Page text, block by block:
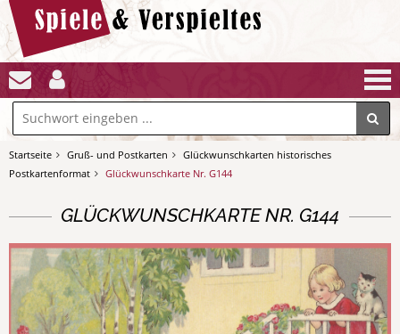
Startseite Gruß- und Postkarten
Glückwunschkarten historisches
Postkartenformat
Glückwunschkarte Nr. G144
GLÜCKWUNSCHKARTE NR. G144